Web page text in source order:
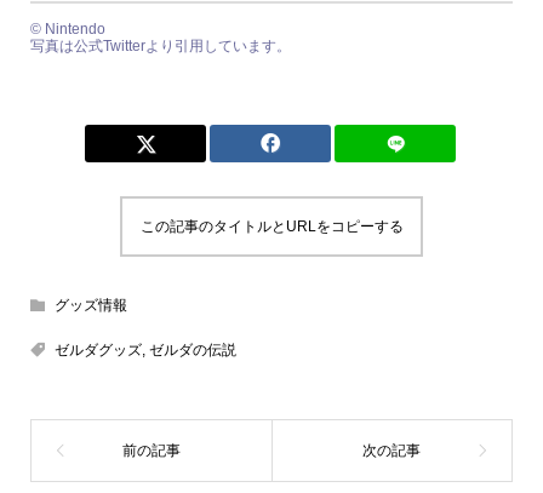
© Nintendo
写真は公式Twitterより引用しています。
この記事のタイトルとURLをコピーする
グッズ情報
ゼルダグッズ, ゼルダの伝説